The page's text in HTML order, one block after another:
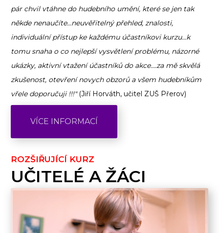
pár chvil vtáhne do hudebního umění, které se jen tak
někde nenaučíte…neuvěřitelný přehled, znalosti,
individuální přístup ke každému účastníkovi kurzu…k
tomu snaha o co nejlepší vysvětlení problému, názorné
ukázky, aktivní vtažení účastníků do akce….za mě skvělá
zkušenost, otevření novych obzorů a všem hudebníkům
vřele doporučuji !!!"(Jiří Horváth, učitel ZUŠ Přerov)
VÍCE INFORMACÍ
ROZŠIŘUJÍCÍ KURZ
UČITELÉ A ŽÁCI